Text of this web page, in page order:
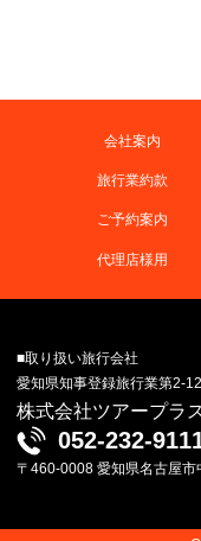
会社案内
旅行業約款
ご予約案内
代理店様用
■取り扱い旅行会社
愛知県知事登録旅行業第2-
株式会社ツアープラ
052-232-
〒460-0008 愛知県名古屋